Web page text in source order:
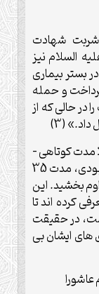
شهادت
السلام نیز
بستر بیماری
و حمله
در حالی که از
(3)
مدت کوتاهی –
بنا به مشیت الهی – بیمار بود و پس از بهبودی، مدت 35
بخشید. این
کرده اند تا
در حقیقت
های ایشان بی